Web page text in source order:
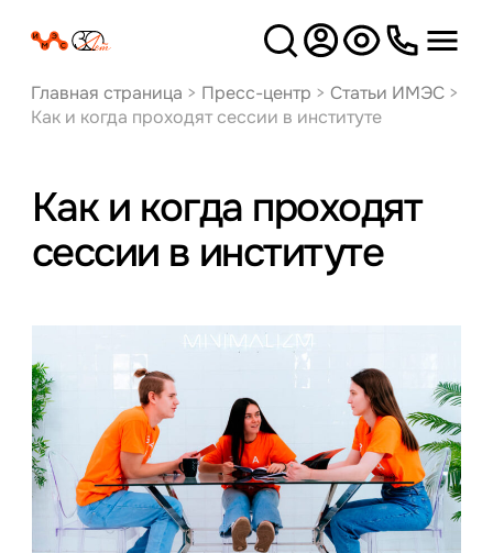
Версия
для слабовидящих
Главная страница > Пресс-центр > Статьи ИМЭС>
Как и когда проходят сессии в институте
Как и когда проходят
сессии в институте